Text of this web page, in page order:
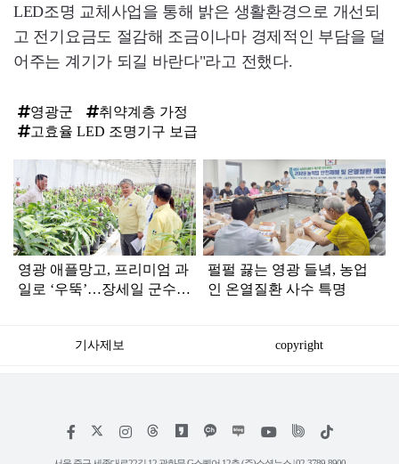
LED조명 교체사업을 통해 밝은 생활환경으로 개선되
고 전기요금도 절감해 조금이나마 경제적인 부담을 덜
어주는 계기가 되길 바란다"라고 전했다.
영광군
취약계층 가정
고효율 LED 조명기구 보급
라
인
영광 애플망고, 프리미엄 과
일로 ‘우뚝’…장세일 군수
펄펄 끓는 영광 들녘, 농업
인 온열질환 사수 특명
기사제보 copyright
페
스
인
타
위
트
틱